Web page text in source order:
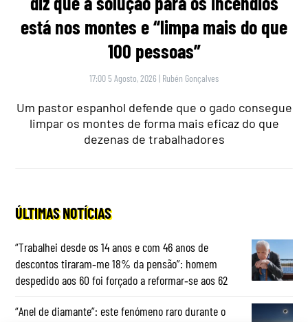
está nos montes e “limpa mais do que
100 pessoas”
17:00 5 Agosto, 2026 | Rubén Gonçalves
Um pastor espanhol defende que o gado consegue
limpar os montes de forma mais eficaz do que
dezenas de trabalhadores
ÚLTIMAS NOTÍCIAS
“Trabalhei desde os 14 anos e com 46 anos de
descontos tiraram‑me 18% da pensão”: homem
despedido aos 60 foi forçado a reformar‑se aos 62
“Anel de diamante”: este fenómeno raro durante o